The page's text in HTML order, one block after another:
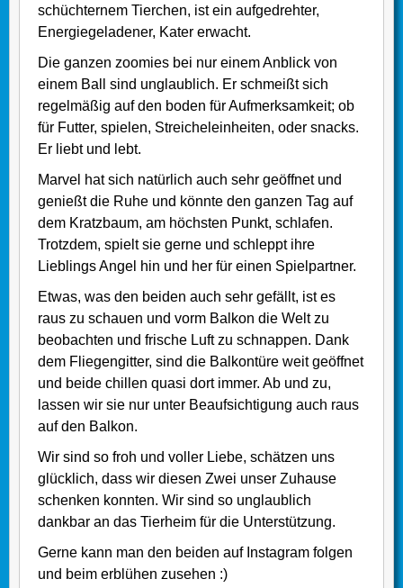
schüchternem Tierchen, ist ein aufgedrehter,
Energiegeladener, Kater erwacht.
Die ganzen zoomies bei nur einem Anblick von
einem Ball sind unglaublich. Er schmeißt sich
regelmäßig auf den boden für Aufmerksamkeit; ob
für Futter, spielen, Streicheleinheiten, oder snacks.
Er liebt und lebt.
Marvel hat sich natürlich auch sehr geöffnet und
genießt die Ruhe und könnte den ganzen Tag auf
dem Kratzbaum, am höchsten Punkt, schlafen.
Trotzdem, spielt sie gerne und schleppt ihre
Lieblings Angel hin und her für einen Spielpartner.
Etwas, was den beiden auch sehr gefällt, ist es
raus zu schauen und vorm Balkon die Welt zu
beobachten und frische Luft zu schnappen. Dank
dem Fliegengitter, sind die Balkontüre weit geöffnet
und beide chillen quasi dort immer. Ab und zu,
lassen wir sie nur unter Beaufsichtigung auch raus
auf den Balkon.
Wir sind so froh und voller Liebe, schätzen uns
glücklich, dass wir diesen Zwei unser Zuhause
schenken konnten. Wir sind so unglaublich
dankbar an das Tierheim für die Unterstützung.
Gerne kann man den beiden auf Instagram folgen
und beim erblühen zusehen :)